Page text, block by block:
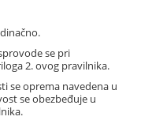
se pri
2. ovog pravilnika.
se oprema navedena u
se obezbeđuje u